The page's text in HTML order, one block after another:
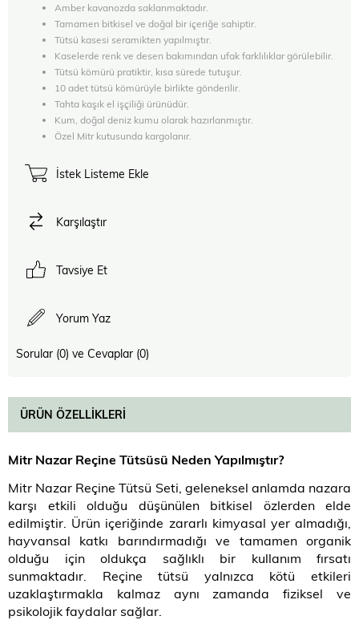
Amber kavanozda saklanmaktadır.
Tamamen bitkisel ve doğal bir içeriğe sahiptir.
Tütsü kasesi seramikten yapılmıştır.
Kaselerde renk ve desen bakımından ufak farklılıklar görülebilir.
Tütsü kömürü pratiktir, kısa sürede tutuşur.
10 adet tütsü kömürüyle birlikte gönderilir.
Tahta kaşık el işçiliği ürünüdür.
Kum, doğal deniz kumu olarak hazırlanmıştır.
Özel Mitr kutusunda kargolanır.
İstek Listeme Ekle
Karşılaştır
Tavsiye Et
Yorum Yaz
Sorular (0) ve Cevaplar (0)
ÜRÜN ÖZELLIKLERI
Mitr Nazar Reçine Tütsüsü Neden Yapılmıştır?
Mitr Nazar Reçine Tütsü Seti, geleneksel anlamda nazara
karşı etkili olduğu düşünülen bitkisel özlerden elde
edilmiştir. Ürün içeriğinde zararlı kimyasal yer almadığı,
hayvansal katkı barındırmadığı ve tamamen organik
olduğu için oldukça sağlıklı bir kullanım fırsatı
sunmaktadır. Reçine tütsü yalnızca kötü etkileri
uzaklaştırmakla kalmaz aynı zamanda fiziksel ve
psikolojik faydalar sağlar.